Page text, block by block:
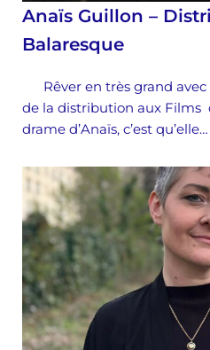
Anaïs Guillon –
Balaresque
Rêver en très grand avec
de la distribution aux
drame d’Anaïs, c’est qu’elle…